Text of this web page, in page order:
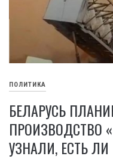
ПОЛИТИКА
БЕЛАРУСЬ
ПРОИЗВОДСТВО
УЗНАЛИ, ЕСТЬ